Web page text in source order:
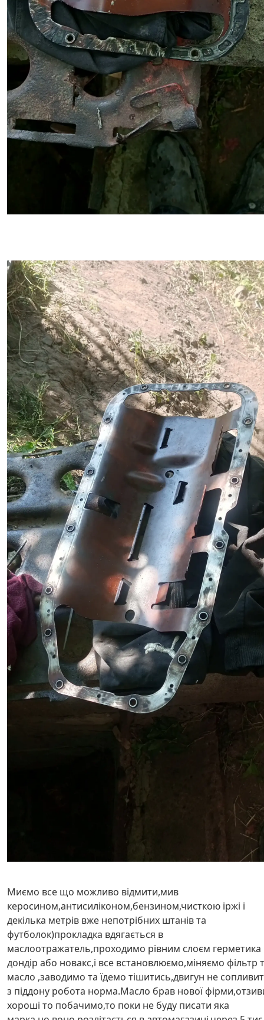
Миємо все що можливо відмити,мив
керосином,антисиліконом,бензином,чисткою іржі і
декілька метрів вже непотрібних штанів та
футболок)прокладка вдягається в
маслоотражатель,проходимо рівним слоєм герметика
дондір або новакс,і все встановлюємо,міняємо фільтр
масло ,заводимо та їдемо тішитись,двигун не
з піддону робота норма.Масло брав нової
хороші то побачимо,то поки не буду писати яка